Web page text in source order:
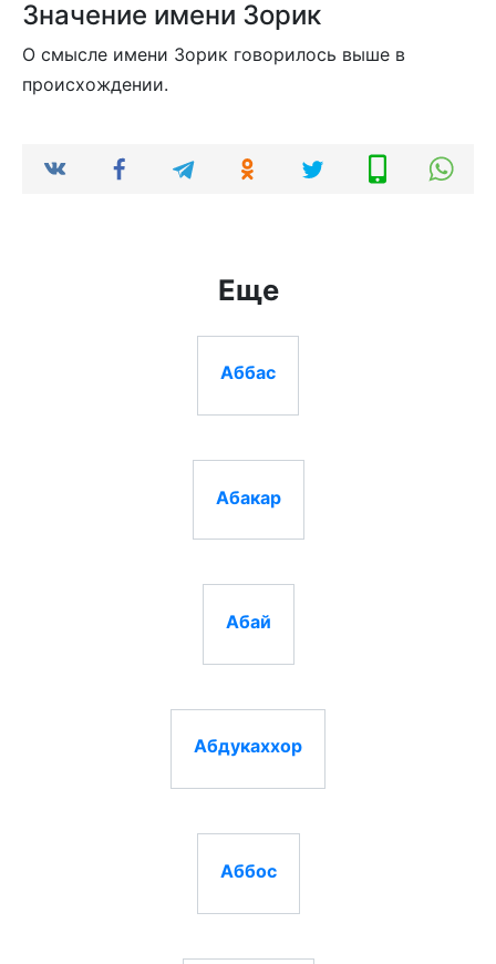
Значение имени Зорик
О смысле имени Зорик говорилось выше в
происхождении.
Еще
Аббас
Абакар
Абай
Абдукаххор
Аббос